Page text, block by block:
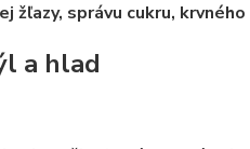
žľazy, správu cukru,
a hlad